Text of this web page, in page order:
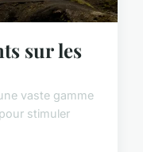
sur les
vaste gamme
stimuler